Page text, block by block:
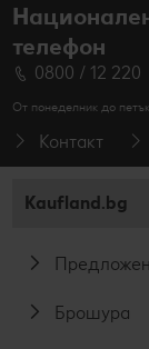
телефон
0800 / 12 220
От понеделник до
Контакт
Kaufland.bg
Брошура